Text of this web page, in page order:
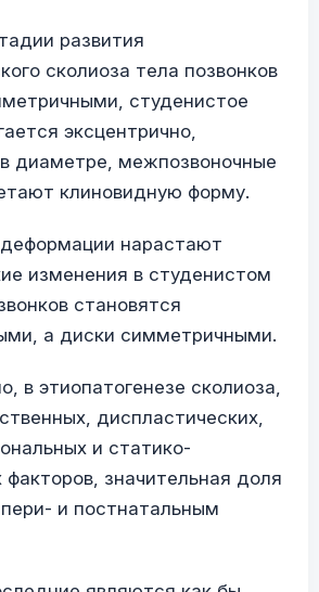
развития
сколиоза тела позвонков
студенистое
эксцентрично,
диаметре, межпозвоночные
клиновидную форму.
нарастают
изменения в студенистом
становятся
а диски симметричными.
в этиопатогенезе сколиоза,
диспластических,
и статико-
значительная доля
и постнатальным